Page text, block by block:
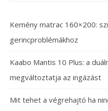
Kemény matrac 160×200:
gerincproblémákhoz
Kaabo Mantis 10 Plus: a
megváltoztatja az ingázást
Mit tehet a végrehajtó ha